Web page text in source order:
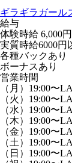
ギラギラガール
給与
体験時給 6,000円
実質時給6000円
各種バックあり
ボーナスあり
営業時間
（月）19:00〜
（火）19:00〜
（水）19:00〜
（木）19:00〜
（金）19:00〜
（土）19:00〜
（日）19:00〜